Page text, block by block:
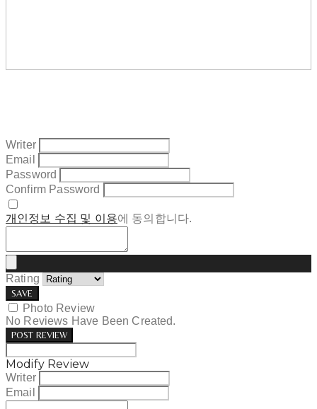
Writer
Email
Password
Confirm Password
개인정보 수집 및 이용에 동의합니다.
Rating
SAVE
Photo Review
No Reviews Have Been Created.
POST REVIEW
Modify Review
Writer
Email